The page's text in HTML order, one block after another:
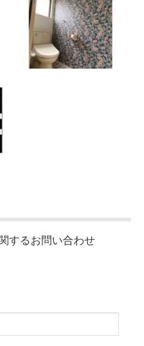
するお問い合わせ